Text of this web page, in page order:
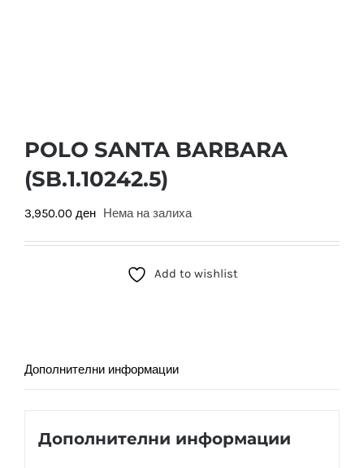
POLO SANTA BARBARA
(SB.1.10242.5)
3,950.00 ден Нема на залиха
Add to wishlist
Дополнителни информации
Дополнителни информации